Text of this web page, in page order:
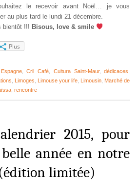
le recevoir avant Noël… je vous
au plus tard le lundi 21 décembre.
bientôt !!! Bisous, love & smile
Plus
,Cril Café Cultura Saint-Maur,dédicaces
Limoges Limouse your life Limousin Marché de
, rencontre
2015, pour
année en notre
limitée)